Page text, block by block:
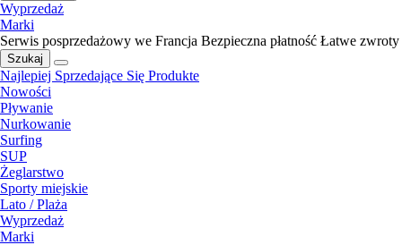
Wyprzedaż
Marki
Serwis posprzedażowy we Francja Bezpieczna płatność Łatwe zwroty
Szukaj
Najlepiej Sprzedające Się Produkte
Nowości
Pływanie
Nurkowanie
Surfing
SUP
Żeglarstwo
Sporty miejskie
Lato / Plaża
Wyprzedaż
Marki